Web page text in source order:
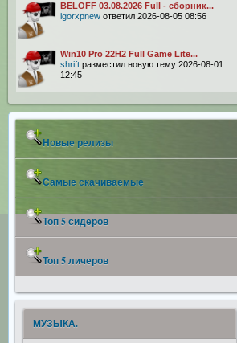
BELOFF 03.08.2026 Full - сборник...
igorxpnew ответил 2026-08-05 08:56
Win10 Pro 22H2 Full Game Lite...
shrift разместил новую тему 2026-08-01
12:45
Новые релизы
Самые скачиваемые
Топ 5 сидеров
Топ 5 личеров
МУЗЫКА.